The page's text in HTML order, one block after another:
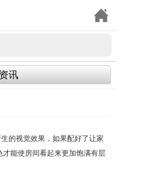
讯
的视觉效果，如果配好了让家
能使房间看起来更加饱满有层